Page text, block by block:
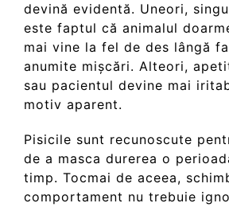
devină evidentă. Uneori,
este faptul că animalul
mai vine la fel de des lângă
anumite mișcări. Alteori,
sau pacientul devine mai
motiv aparent.
Pisicile sunt recunoscute
de a masca durerea o
timp. Tocmai de aceea,
comportament nu trebuie